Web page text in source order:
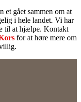
et gået sammen om at
i hele landet. Vi har
til at hjælpe. Kontakt
for at høre mere om